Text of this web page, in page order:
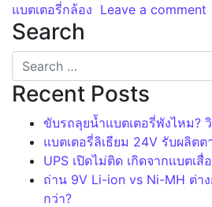
แบตเตอรี่กล้อง Leave a comment
Search
Search for:
Recent Posts
ขับรถลุยน้ำแบตเตอรี่พังไหม?
แบตเตอรี่ลิเธียม 24V รับผลิต
UPS เปิดไม่ติด เกิดจากแบตเสื่
ถ่าน 9V Li-ion vs Ni-MH ต่า
กว่า?